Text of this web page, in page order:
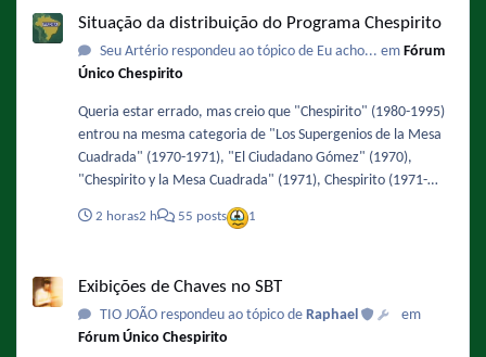
Situação da distribuição do Programa Chespirito
Seu Artério respondeu ao tópico de Eu acho... em Fórum
Único Chespirito
Queria estar errado, mas creio que "Chespirito" (1980-1995)
entrou na mesma categoria de "Los Supergenios de la Mesa
Cuadrada" (1970-1971), "El Ciudadano Gómez" (1970),
"Chespirito y la Mesa Cuadrada" (1971), Chespirito (1971-
"Con humor... al estilo Chespirito" (1993-1994) e "Buenas
2 horas2 h 55 posts 1
Exibições de Chaves no SBT
TIO JOÃO respondeu ao tópico de Raphael
em
Fórum Único Chespirito